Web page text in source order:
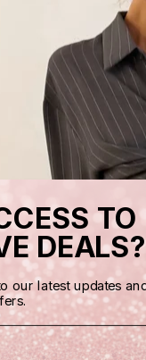
TO
DEALS?
our latest updates